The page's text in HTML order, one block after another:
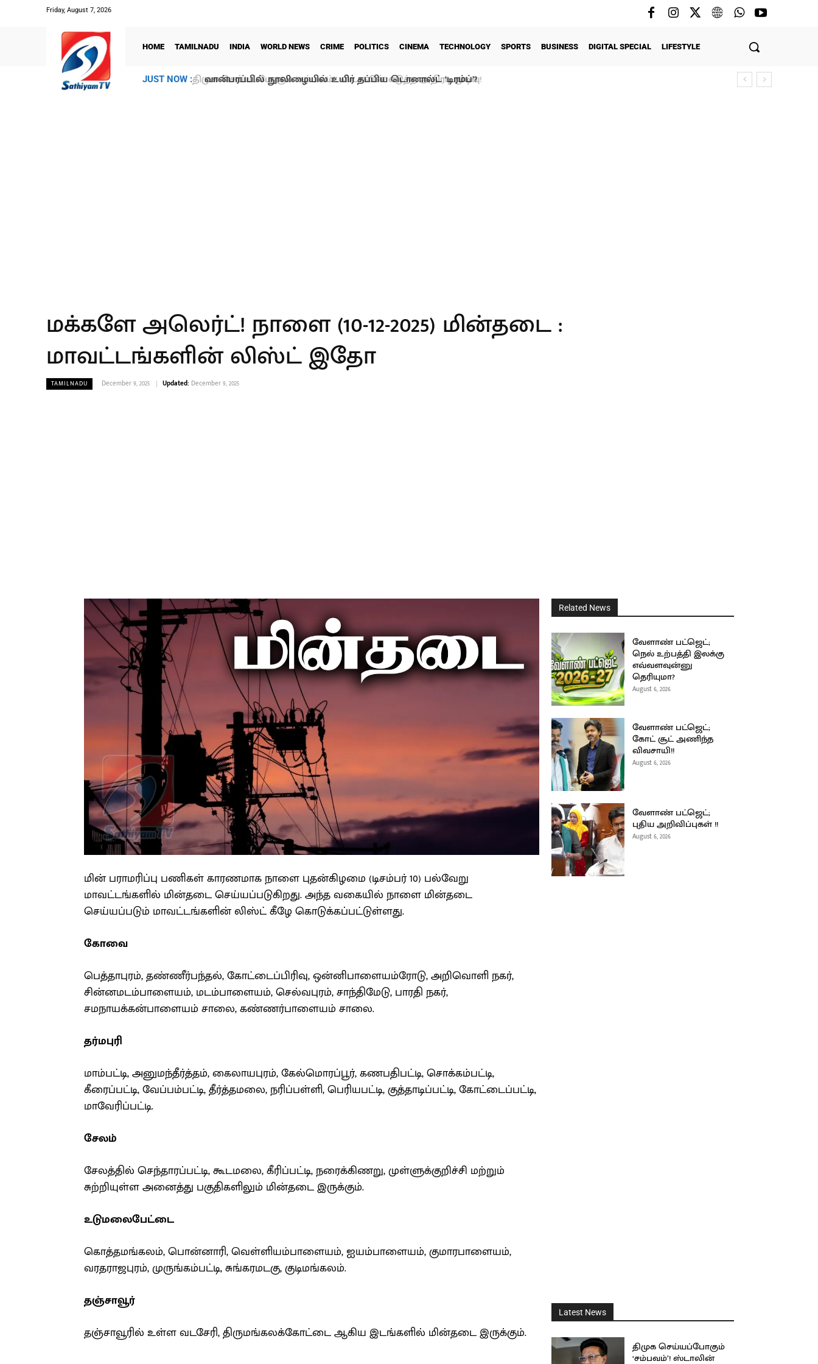
Friday, August 7, 2026
HOME TAMILNADU INDIA WORLD NEWS CRIME POLITICS CINEMA TECHNOLOGY SPORTS BUSINESS DIGITAL SPECIAL LIFESTYLE
JUST NOW : வான்பரப்பில் நூலிழையில் உயிர் தப்பிய டொனால்ட் ‘டிரம்ப்’?
மக்களே அலெர்ட்! நாளை (10-12-2025) மின்தடை :
மாவட்டங்களின் லிஸ்ட் இதோ
TAMILNADU December 9, 2025 Updated: December 9, 2025
மின் பராமரிப்பு பணிகள் காரணமாக நாளை புதன்கிழமை (டிசம்பர் 10) பல்வேறு
மாவட்டங்களில் மின்தடை செய்யப்படுகிறது. அந்த வகையில் நாளை மின்தடை
செய்யப்படும் மாவட்டங்களின் லிஸ்ட் கீழே கொடுக்கப்பட்டுள்ளது.
கோவை
பெத்தாபுரம், தண்ணீர்பந்தல், கோட்டைப்பிரிவு, ஒன்னிபாளையம்ரோடு, அறிவொளி நகர்,
சின்னமடம்பாளையம், மடம்பாளையம், செல்வபுரம், சாந்திமேடு, பாரதி நகர்,
சமநாயக்கன்பாளையம் சாலை, கண்ணர்பாளையம் சாலை.
தர்மபுரி
மாம்பட்டி, அனுமந்தீர்த்தம், கைலாயபுரம், கேல்மொரப்பூர், கணபதிபட்டி, சொக்கம்பட்டி,
கீரைப்பட்டி, வேப்பம்பட்டி, தீர்த்தமலை, நரிப்பள்ளி, பெரியபட்டி, குத்தாடிப்பட்டி, கோட்டைப்பட்டி,
மாவேரிப்பட்டி.
சேலம்
சேலத்தில் செந்தாரப்பட்டி, கூடமலை, கீரிப்பட்டி, நரைக்கிணறு, முள்ளுக்குறிச்சி மற்றும்
சுற்றியுள்ள அனைத்து பகுதிகளிலும் மின்தடை இருக்கும்.
உடுமலைபேட்டை
கொத்தமங்கலம், பொன்னாரி, வெள்ளியம்பாளையம், ஐயம்பாளையம், குமாரபாளையம்,
வரதராஜபுரம், முருங்கம்பட்டி, சுங்கரமடகு, குடிமங்கலம்.
தஞ்சாவூர்
தஞ்சாவூரில் உள்ள வடசேரி, திருமங்கலக்கோட்டை ஆகிய இடங்களில் மின்தடை இருக்கும்.
Related News
வேளாண் பட்ஜெட்;
நெல் உற்பத்தி இலக்கு
எவ்வளவுன்னு
தெரியுமா?
August 6, 2026
வேளாண் பட்ஜெட்;
கோட் சூட் அணிந்த
விவசாயி!!
August 6, 2026
வேளாண் பட்ஜெட்;
புதிய அறிவிப்புகள் !!
August 6, 2026
Latest News
திமுக செய்யப்போகும்
‘சம்பவம்’! ஸ்டாலின்